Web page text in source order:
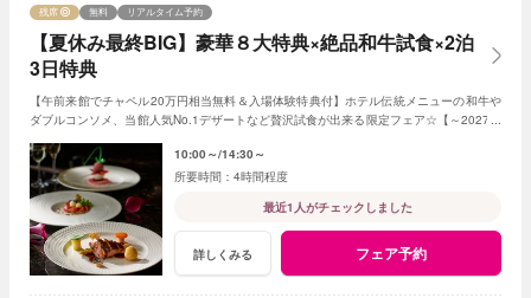
【夏休み最終BIG】豪華８大特典×絶品和牛試食×2泊
3日特典
残席 無料 リアルタイム予約
【午前来館でチャペル20万円相当無料＆入場体験特典付】ホテル伝統メニューの和牛や
ダブルコンソメ、当館人気No.1デザートなど贅沢試食が出来る限定フェア☆【～2027年
10:00～ 14:30～
4時間程度
最近1人がチェックしました
詳しくみる フェア予約